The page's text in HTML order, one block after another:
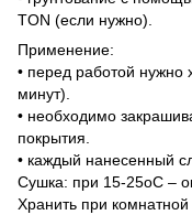
TON (если нужно).
Применение:
• перед работой нужно
минут).
• необходимо
покрытия.
• каждый нанесенный
Сушка: при 15-25оС –
Хранить при